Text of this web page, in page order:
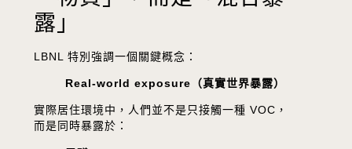
露」
LBNL 特別強調一個關鍵概念：
Real-world exposure（真實世界暴露）
實際居住環境中，人們並不是只接觸一種 VOC，
而是同時暴露於：